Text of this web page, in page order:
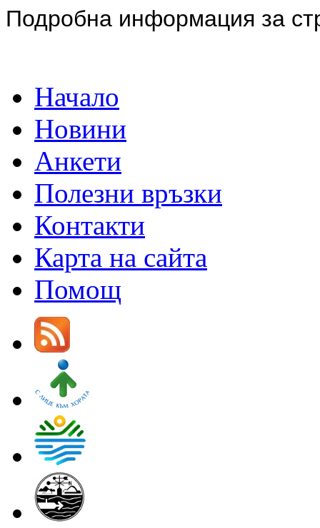
Подробна информация за
Начало
Новини
Анкети
Полезни връзки
Контакти
Карта на сайта
Помощ